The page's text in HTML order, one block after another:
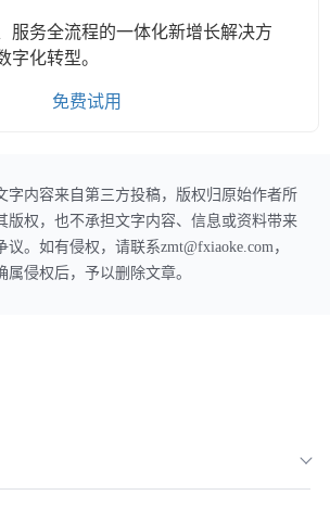
服务全流程的一体化新增长解决方
化转型。
免费试用
字内容来自第三方投稿，版权归原始作者所
版权，也不承担文字内容、信息或资料带来
。如有侵权，请联系zmt@fxiaoke.com，
侵权后，予以删除文章。